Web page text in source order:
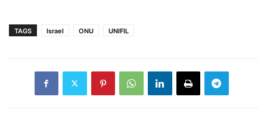
TAGS Israel ONU UNIFIL